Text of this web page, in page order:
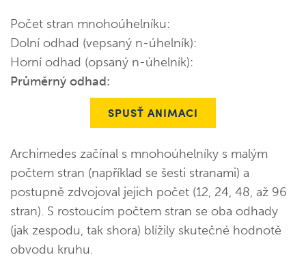
Počet stran mnohoúhelníku:
Dolní odhad (vepsaný n-úhelník):
Horní odhad (opsaný n-úhelník):
Průměrný odhad:
SPUSŤ ANIMACI
Archimedes začínal s mnohoúhelníky s malým
počtem stran (například se šesti stranami) a
postupně zdvojoval jejich počet (12, 24, 48, až 96
stran). S rostoucím počtem stran se oba odhady
(jak zespodu, tak shora) blížily skutečné hodnotě
obvodu kruhu.